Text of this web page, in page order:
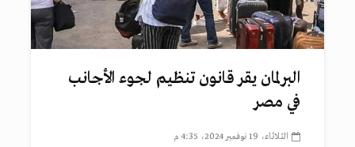
البرلمان يقر قانون تنظيم لجوء الأجانب
في مصر
الثلاثاء، 19 نوفمبر 2024، 4:35 م